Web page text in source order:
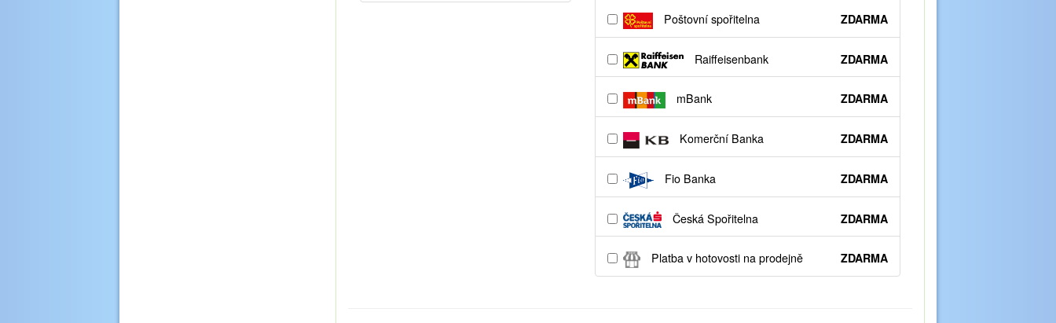
Poštovní spořitelna ZDARMA
Raiffeisenbank ZDARMA
mBank ZDARMA
Komerční Banka ZDARMA
Fio Banka ZDARMA
Česká Spořitelna ZDARMA
Platba v hotovosti na prodejně ZDARMA